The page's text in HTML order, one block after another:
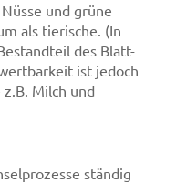
und grüne
als tierische. (In
des Blatt-
ist jedoch
Milch und
ständig